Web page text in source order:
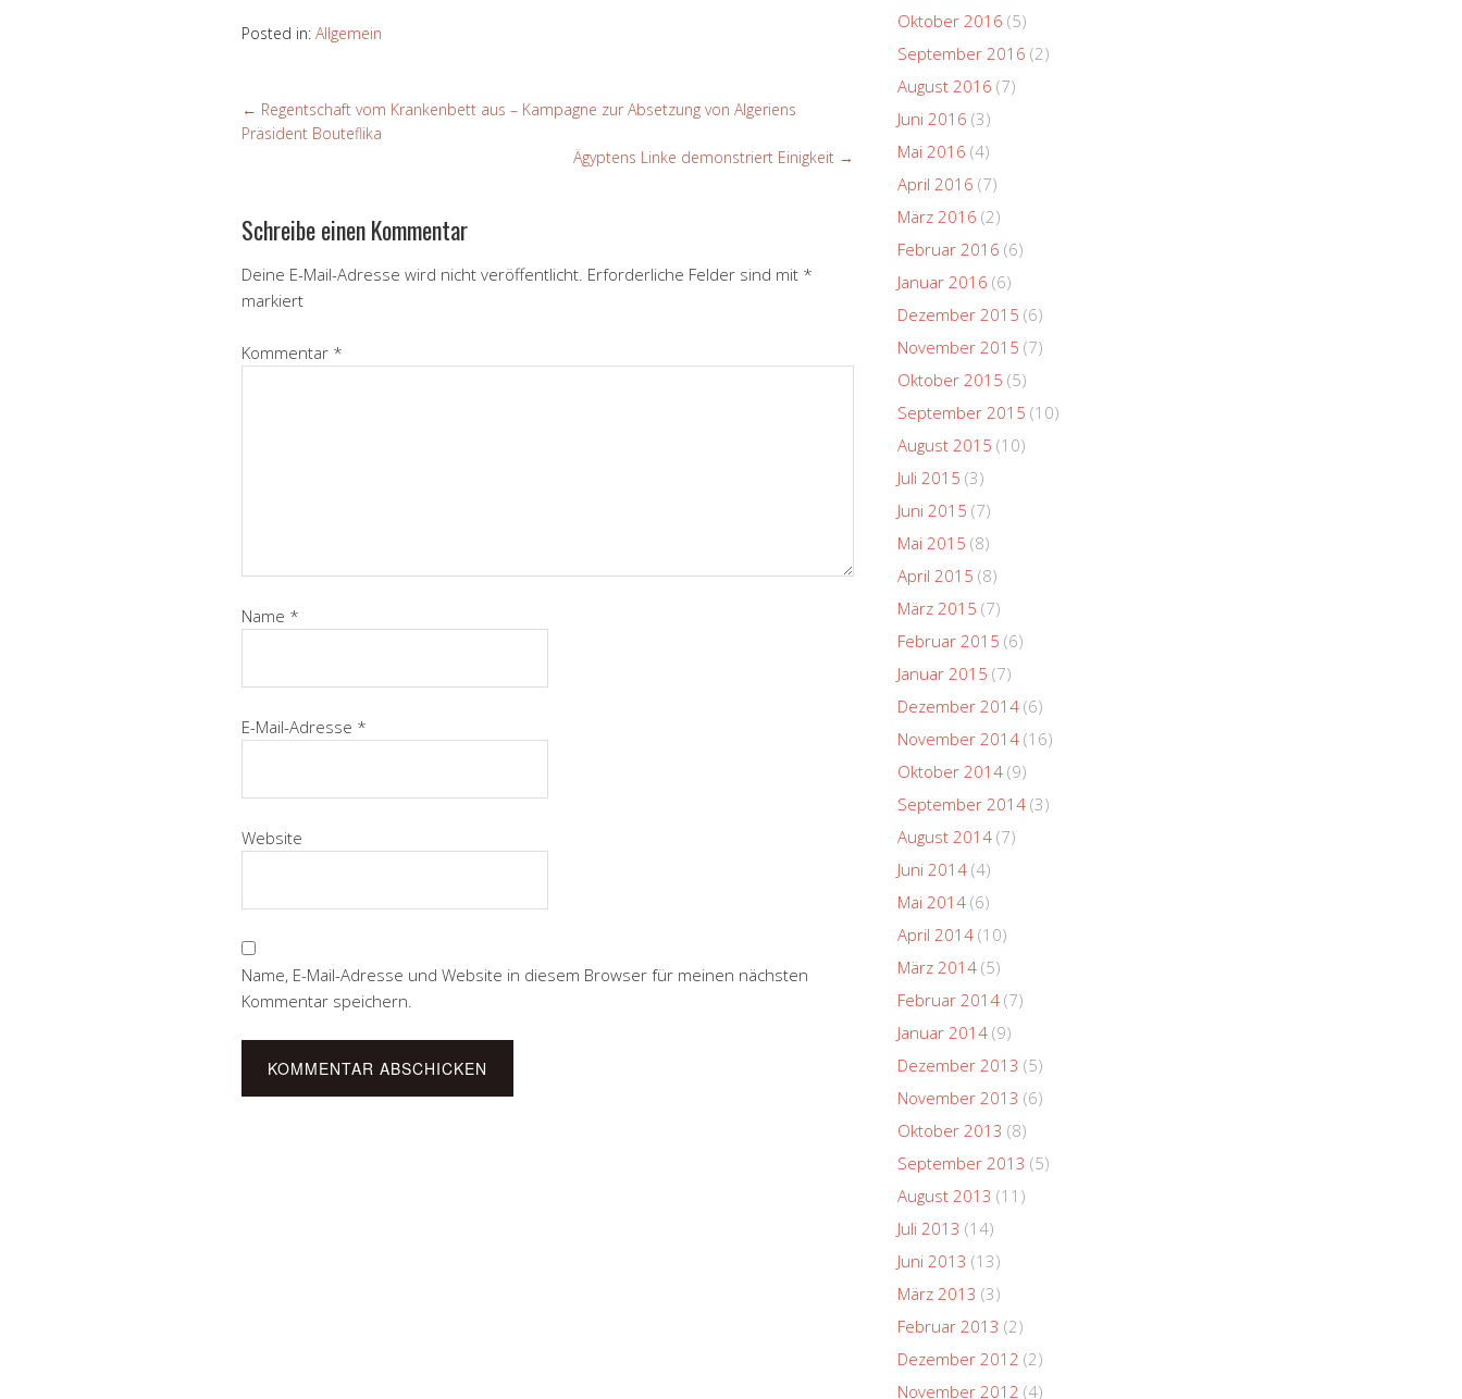
Posted in: Allgemein
← Regentschaft vom Krankenbett aus – Kampagne zur Absetzung von Algeriens
Präsident Bouteflika
Ägyptens Linke demonstriert Einigkeit →
Schreibe einen Kommentar
Deine E-Mail-Adresse wird nicht veröffentlicht. Erforderliche Felder sind mit *
markiert
Kommentar *
Name *
E-Mail-Adresse *
Website
Name, E-Mail-Adresse und Website in diesem Browser für meinen nächsten
Kommentar speichern.
Oktober 2016 (5)
September 2016 (2)
August 2016 (7)
Juni 2016 (3)
Mai 2016 (4)
April 2016 (7)
März 2016 (2)
Februar 2016 (6)
Januar 2016 (6)
Dezember 2015 (6)
November 2015 (7)
Oktober 2015 (5)
September 2015 (10)
August 2015 (10)
Juli 2015 (3)
Juni 2015 (7)
Mai 2015 (8)
April 2015 (8)
März 2015 (7)
Februar 2015 (6)
Januar 2015 (7)
Dezember 2014 (6)
November 2014 (16)
Oktober 2014 (9)
September 2014 (3)
August 2014 (7)
Juni 2014 (4)
Mai 2014 (6)
April 2014 (10)
März 2014 (5)
Februar 2014 (7)
Januar 2014 (9)
Dezember 2013 (5)
November 2013 (6)
Oktober 2013 (8)
September 2013 (5)
August 2013 (11)
Juli 2013 (14)
Juni 2013 (13)
März 2013 (3)
Februar 2013 (2)
Dezember 2012 (2)
November 2012 (4)